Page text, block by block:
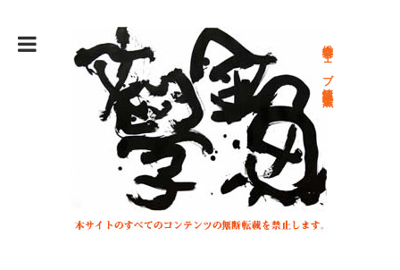
総合文学ウェブ情報誌 文学金魚